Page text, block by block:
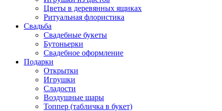
Цветы в деревянных ящиках
Ритуальная флористика
Свадьба
Свадебные букеты
Бутоньерки
Свадебное оформление
Подарки
Открытки
Игрушки
Сладости
Воздушные шары
Топпер (табличка в букет)